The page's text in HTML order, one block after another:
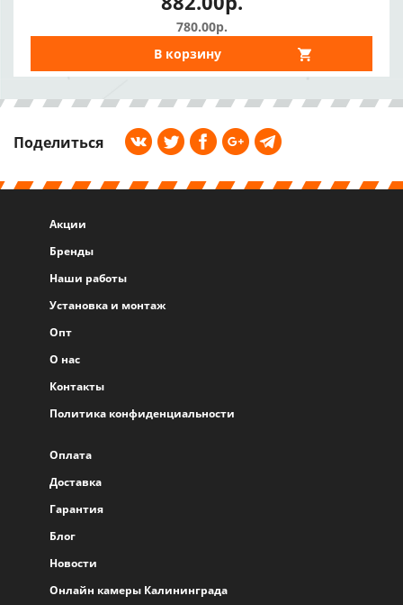
780.00р.
В корзину
Поделиться
Акции
Бренды
Наши работы
Установка и монтаж
Опт
О нас
Контакты
Политика конфиденциальности
Оплата
Доставка
Гарантия
Блог
Новости
Онлайн камеры Калининграда